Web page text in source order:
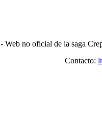
- Web no oficial de la saga
Contacto: